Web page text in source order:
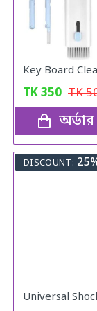
Key Board
TK350 TK
DISCOUNT: